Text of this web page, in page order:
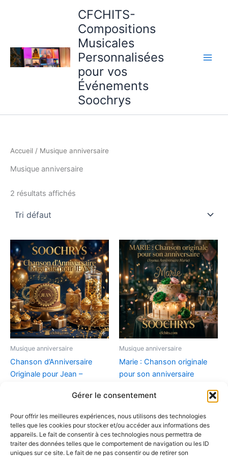
Gérer le consentement
Pour offrir les meilleures expériences, nous utilisons des technologies
telles que les cookies pour stocker et/ou accéder aux informations des
appareils. Le fait de consentir à ces technologies nous permettra de
traiter des données telles que le comportement de navigation ou les ID
uniques sur ce site. Le fait de ne pas consentir ou de retirer son
CFCHITS-
Compositions
Musicales
Personnalisées
pour vos
Événements
Soochrys
Accueil / Musique anniversaire
Musique anniversaire
2 résultats affichés
Musique anniversaire
Chanson d’Anniversaire
Originale pour Jean –
(MP3 Téléchargeable)
9,90 €
Ajouter au panier
Musique anniversaire
Marie : Chanson originale
pour son anniversaire
9,90€
Ajouter au panier